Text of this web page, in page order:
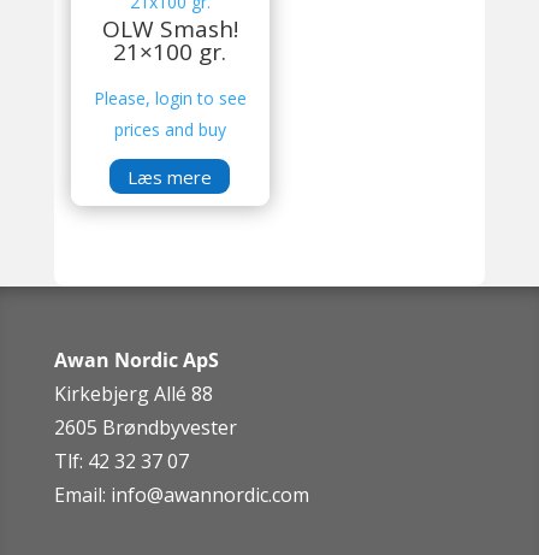
OLW Smash!
21×100 gr.
Please, login to see
prices and buy
Læs mere
Awan Nordic ApS
Kirkebjerg Allé 88
2605 Brøndbyvester
Tlf: 42 32 37 07
Email: info@awannordic.com